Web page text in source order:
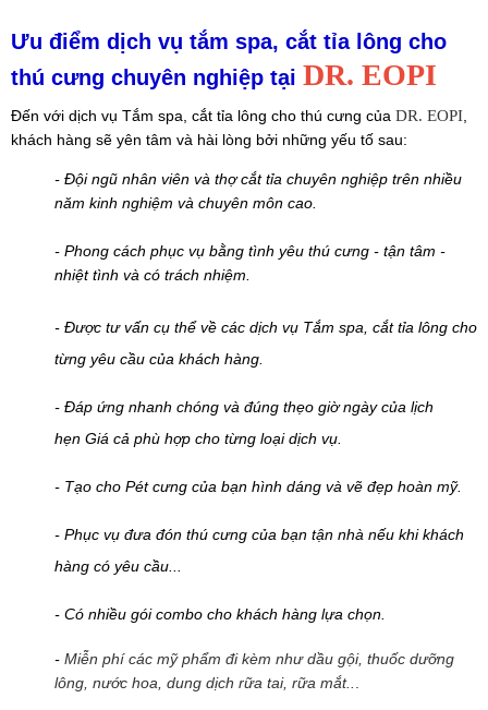
Ưu điểm dịch vụ tắm spa, cắt tỉa lông cho
thú cưng chuyên nghiệp tại DR. EOPI
Đến với dịch vụ Tắm spa, cắt tỉa lông cho thú cưng của DR. EOPI
khách hàng sẽ yên tâm và hài lòng bởi những yếu tố sau:
- Đội ngũ nhân viên và thợ cắt tỉa chuyên nghiệp trên nhiều
năm kinh nghiệm và chuyên môn cao.
- Phong cách phục vụ bằng tình yêu thú cưng - tận tâm -
nhiệt tình và có trách nhiệm.
- Được tư vấn cụ thể về các dịch vụ Tắm spa, cắt tỉa lông cho
từng yêu cầu của khách hàng.
- Đáp ứng nhanh chóng và đúng thẹo giờ ngày của lịch
hẹn Giá cả phù hợp cho từng loại dịch vụ.
- Tạo cho Pét cưng của bạn hình dáng và vẽ đẹp hoàn mỹ.
- Phục vụ đưa đón thú cưng của bạn tận nhà nếu khi khách
hàng có yêu cầu...
- Có nhiều gói combo cho khách hàng lựa chọn.
- Miễn phí các mỹ phẩm đi kèm như dầu gội, thuốc dưỡng
lông, nước hoa, dung dịch rữa tai, rữa mắt..